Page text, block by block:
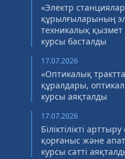
«Электр
құрылғыларының
техникалық
курсы басталды
17.07.2026
«Оптикалық
құралдары,
курсы аяқталды
17.07.2026
Біліктілікті
қорғаныс және
курсы сәтті